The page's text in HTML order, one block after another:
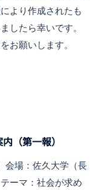
より作成されたも
したら幸いです。
お願いします。
（第一報）
会場：佐久大学（長
ーマ：社会が求め